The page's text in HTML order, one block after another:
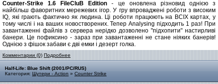
Counter-Strike 1.6 FileCluB Edition - це оновлена різновид однією з
найбільш фаворитних мережевих ігор. У гру впроваджені роботи з високим
IQ, які грають фактично як людина. Ці роботи працюють на ВСІХ картах, у
тому числі і на ваших новостворених. Тепер Analysing підходить 1 раз! При
завантаженні файлів з сервера нерідко дозволено "підхопити" настирливі
банери. Це пофиксино - зараз при завантаженні не стане ніяких банерів!
Однією з фішок забави є дві емки і дезерт голка.
Комментарии (0) Подробнее
Half-Life: Blue Shift (2001/PC/RUS)
Категория: Шутери - Action » Counter Strike